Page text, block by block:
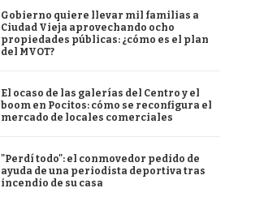
Gobierno quiere llevar mil familias a
Ciudad Vieja aprovechando ocho
propiedades públicas: ¿cómo es el plan
del MVOT?
El ocaso de las galerías del Centro y el
boom en Pocitos: cómo se reconfigura el
mercado de locales comerciales
"Perdí todo": el conmovedor pedido de
ayuda de una periodista deportiva tras
incendio de su casa